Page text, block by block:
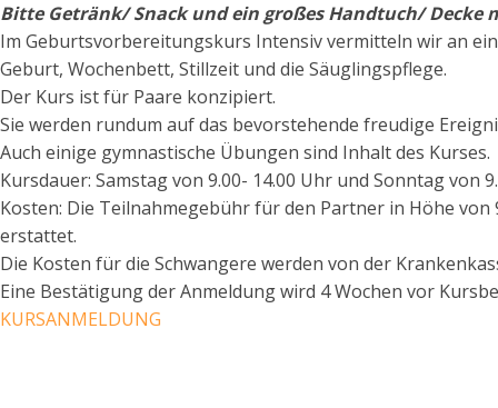
BitteGetränk/ Snack und ein großes Handtuch/ Decke
Im Geburtsvorbereitungskurs Intensiv vermitteln wir an
Geburt, Wochenbett, Stillzeit und die Säuglingspflege.
Der Kurs ist für Paare konzipiert.
Sie werden rundum auf das bevorstehende freudige
Auch einige gymnastische Übungen sind Inhalt des Kurses.
Kursdauer: Samstag von 9.00- 14.00 Uhr und Sonntag von
Kosten: Die Teilnahmegebühr für den Partner in Höhe
erstattet.
Die Kosten für die Schwangere werden von der
Eine Bestätigung der Anmeldung wird 4 Wochen vor
KURSANMELDUNG